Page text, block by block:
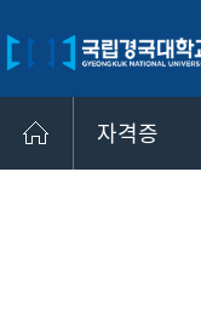
자격증